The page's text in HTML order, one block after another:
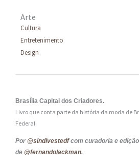
Arte
Cultura
Entretenimento
Design
Brasília Capital dos Criadores.
Livro que conta parte da história da moda de
Federal.
Por @sindivestedfcom curadoria e edição
de @fernandolackman.